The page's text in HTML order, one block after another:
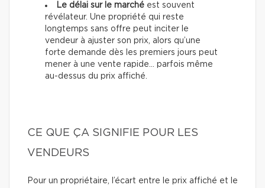
Le délai sur le marché est souvent
révélateur. Une propriété qui reste
longtemps sans offre peut inciter le
vendeur à ajuster son prix, alors qu’une
forte demande dès les premiers jours peut
mener à une vente rapide… parfois même
au-dessus du prix affiché.
CE QUE ÇA SIGNIFIE POUR LES
VENDEURS
Pour un propriétaire, l’écart entre le prix affiché et le